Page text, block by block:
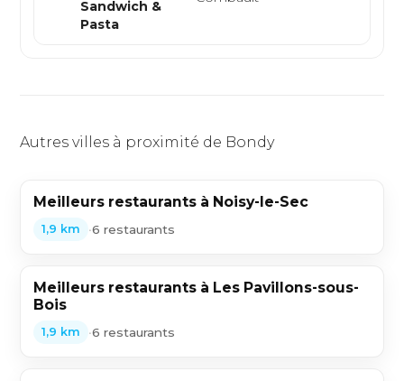
Sandwich &
Pasta
Autres villes à proximité de Bondy
Meilleurs restaurants à Noisy-le-Sec
1,9 km •6 restaurants
Meilleurs restaurants à Les Pavillons-sous-
Bois
1,9 km •6 restaurants